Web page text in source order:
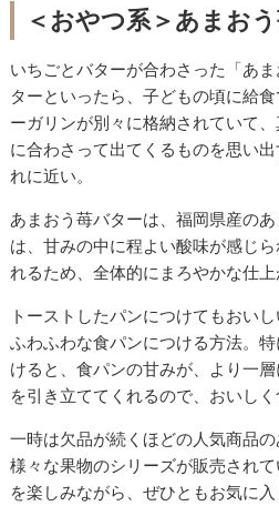
＜おやつ系＞あまお
いちごとバターが合わさった「あ
ターといったら、子どもの頃に給
ーガリンが別々に格納されていて
に合わさって出てくるものを思い
れに近い。
あまおう苺バターは、福岡県産の
は、甘みの中に程よい酸味が感じ
れるため、全体的にまろやかな仕上
トーストしたパンにつけてもおい
ふわふわな食パンにつける方法。
けると、食パンの甘みが、より一
を引き立ててくれるので、おいしく
一時は欠品が続くほどの人気商品
様々な果物のシリーズが販売され
を楽しみながら、ぜひともお気に